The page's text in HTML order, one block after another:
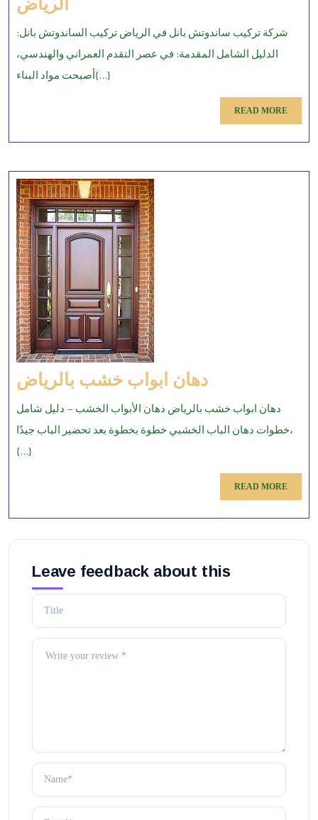
الرياض
تركيب
ساندوتش
بانل
شركة تركيب ساندوتش بانل في الرياض تركيب الساندوتش بانل:
الدليل الشامل المقدمة: في عصر التقدم العمراني والهندسي،
أصبحت مواد البناء{...}
READ MOREREAD
MORE
دهان ابواب خشب بالرياضدهان
ابواب
خشب
بالرياض
دهان ابواب خشب بالرياض دهان الأبواب الخشب – دليل شامل
خطوات دهان الباب الخشبي خطوة بخطوة بعد تحضير الباب جيدًا،
{...}
READ MOREREAD
MORE
Leave feedback about this